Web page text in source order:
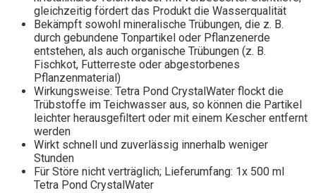
gleichzeitig fördert das Produkt die Wasserqualität
Bekämpft sowohl mineralische Trübungen, die z. B.
durch gebundene Tonpartikel oder Pflanzenerde
entstehen, als auch organische Trübungen (z. B.
Fischkot, Futterreste oder abgestorbenes
Pflanzenmaterial)
Wirkungsweise: Tetra Pond CrystalWater flockt die
Trübstoffe im Teichwasser aus, so können die Partikel
leichter herausgefiltert oder mit einem Kescher entfernt
werden
Wirkt schnell und zuverlässig innerhalb weniger
Stunden
Für Störe nicht verträglich; Lieferumfang: 1x 500 ml
Tetra Pond CrystalWater